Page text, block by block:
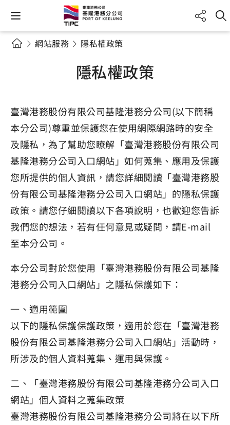
網站服務 隱私權政策
隱私權政策
臺灣港務股份有限公司基隆港務分公司(以下簡稱
本分公司)尊重並保護您在使用網際網路時的安全
及隱私，為了幫助您瞭解「臺灣港務股份有限公司
基隆港務分公司入口網站」如何蒐集、應用及保護
您所提供的個人資訊，請您詳細閱讀「臺灣港務股
份有限公司基隆港務分公司入口網站」的隱私保護
政策。請您仔細閱讀以下各項說明，也歡迎您告訴
我們您的想法，若有任何意見或疑問，請E-mail
至本分公司。
本分公司對於您使用「臺灣港務股份有限公司基隆
港務分公司入口網站」之隱私保護如下：
一、適用範圍
以下的隱私保護保護政策，適用於您在「臺灣港務
股份有限公司基隆港務分公司入口網站」活動時，
所涉及的個人資料蒐集、運用與保護。
二、「臺灣港務股份有限公司基隆港務分公司入口
網站」個人資料之蒐集政策
臺灣港務股份有限公司基隆港務分公司將在以下所